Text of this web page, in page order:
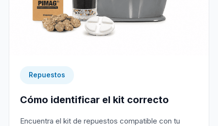
Repuestos
Cómo identificar el kit correcto
Encuentra el kit de repuestos compatible con tu